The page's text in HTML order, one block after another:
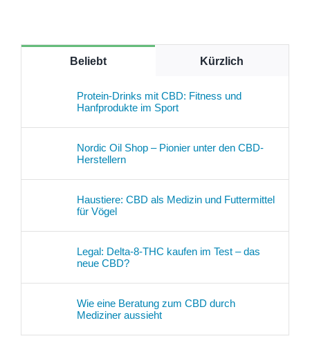
Beliebt Kürzlich
Protein-Drinks mit CBD: Fitness und
Hanfprodukte im Sport
Nordic Oil Shop – Pionier unter den CBD-
Herstellern
Haustiere: CBD als Medizin und Futtermittel
für Vögel
Legal: Delta-8-THC kaufen im Test – das
neue CBD?
Wie eine Beratung zum CBD durch
Mediziner aussieht